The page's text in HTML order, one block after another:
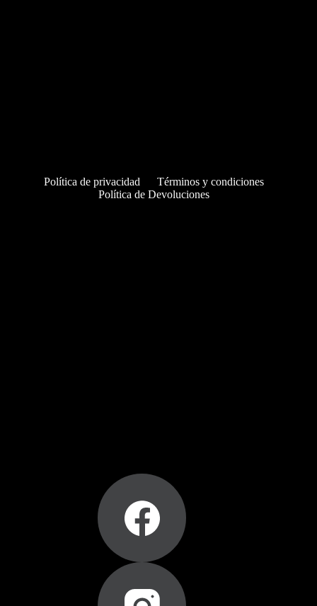
Política de privacidad
Términos y condiciones
Política de Devoluciones